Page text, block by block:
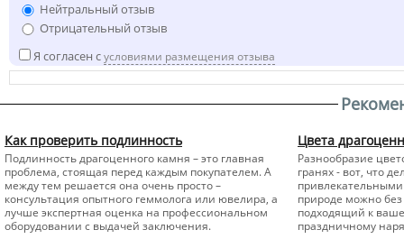
Нейтральный отзыв
Отрицательный отзыв
Я согласен сусловиями размещения отзыва
Как проверить подлинность
Подлинность драгоценного камня – это главная
проблема, стоящая перед каждым покупателем. А
между тем решается она очень просто –
консультация опытного геммолога или ювелира, а
лучше экспертная оценка на профессиональном
оборудовании с выдачей заключения.
Цвета
Разнообразие
гранях - вот, что
природе можно
подходящий к
праздничному